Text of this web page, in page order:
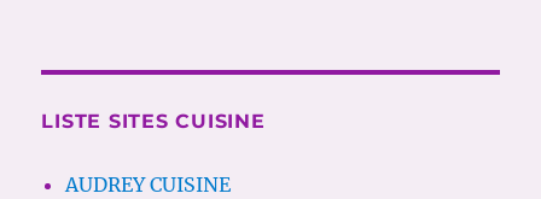
LISTE SITES CUISINE
AUDREY CUISINE